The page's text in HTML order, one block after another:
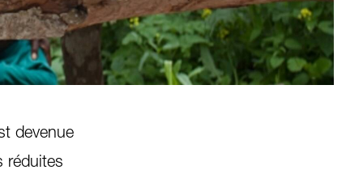
devenue
réduites